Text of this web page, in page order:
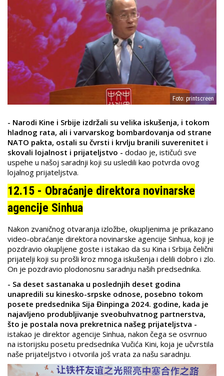
Foto: printscreen
- Narodi Kine i Srbije izdržali su velika iskušenja, i tokom
hladnog rata, ali i varvarskog bombardovanja od strane
NATO pakta, ostali su čvrsti i krvlju branili suverenitet i
skovali lojalnost i prijateljstvo - dodao je, ističući sve
uspehe u našoj saradnji koji su usledili kao potvrda ovog
lojalnog prijateljstva.
12.15 - Obraćanje direktora novinarske
agencije Sinhua
Nakon zvaničnog otvaranja izložbe, okupljenima je prikazano
video-obraćanje direktora novinarske agencije Sinhua, koji je
pozdravio okupljene goste i istakao da su Kina i Srbija čelični
prijatelji koji su prošli kroz mnoga iskušenja i delili dobro i zlo.
On je pozdravio plodonosnu saradnju naših predsednika.
- Sa deset sastanaka u poslednjih deset godina
unapredili su kinesko-srpske odnose, posebno tokom
posete predsednika Sija Đinpinga 2024. godine, kada je
najavljeno produbljivanje sveobuhvatnog partnerstva,
što je postala nova prekretnica našeg prijateljstva -
istakao je direktor agencije Sinhua, nakon čega se osvrnuo
na istorijsku posetu predsednika Vučića Kini, koja je učvrstila
naše prijateljstvo i otvorila još vrata za našu saradnju.